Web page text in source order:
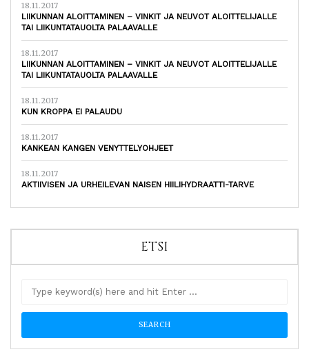
18.11.2017
LIIKUNNAN ALOITTAMINEN – VINKIT JA NEUVOT ALOITTELIJALLE
TAI LIIKUNTATAUOLTA PALAAVALLE
18.11.2017
LIIKUNNAN ALOITTAMINEN – VINKIT JA NEUVOT ALOITTELIJALLE
TAI LIIKUNTATAUOLTA PALAAVALLE
18.11.2017
KUN KROPPA EI PALAUDU
18.11.2017
KANKEAN KANGEN VENYTTELYOHJEET
18.11.2017
AKTIIVISEN JA URHEILEVAN NAISEN HIILIHYDRAATTI-TARVE
ETSI